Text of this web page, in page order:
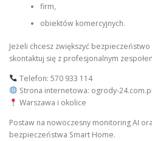
firm,
obiektów komercyjnych.
Jeżeli chcesz zwiększyć
skontaktuj się z profesjonalnym
Telefon: 570 933 114
Strona internetowa: ogrody-24.com.pl
Warszawa i okolice
Postaw na nowoczesny monitoring AI
bezpieczeństwa Smart Home.